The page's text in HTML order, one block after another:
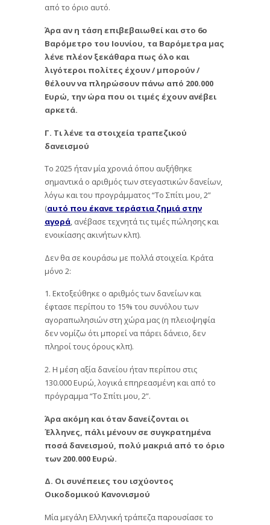
από το όριο αυτό.
Άρα αν η τάση επιβεβαιωθεί και στο 6ο
Βαρόμετρο του Ιουνίου, τα Βαρόμετρα μας
λένε πλέον ξεκάθαρα πως όλο και
λιγότεροι πολίτες έχουν / μπορούν /
θέλουν να πληρώσουν πάνω από 200.000
Ευρώ, την ώρα που οι τιμές έχουν ανέβει
αρκετά.
Γ. Τι λένε τα στοιχεία τραπεζικού
δανεισμού
Το 2025 ήταν μία χρονιά όπου αυξήθηκε
σημαντικά ο αριθμός των στεγαστικών δανείων,
λόγω και του προγράμματος “Το Σπίτι μου, 2”
(αυτό που έκανε τεράστια ζημιά στην
αγορά , ανέβασε τεχνητά τις τιμές πώλησης και
ενοικίασης ακινήτων κλπ).
Δεν θα σε κουράσω με πολλά στοιχεία. Κράτα
μόνο 2:
1. Εκτοξεύθηκε ο αριθμός των δανείων και
έφτασε περίπου το 15% του συνόλου των
αγοραπωλησιών στη χώρα μας (η πλειοψηφία
δεν νομίζω ότι μπορεί να πάρει δάνειο, δεν
πληροί τους όρους κλπ).
2. Η μέση αξία δανείου ήταν περίπου στις
130.000 Ευρώ, λογικά επηρεασμένη και από το
πρόγραμμα “Το Σπίτι μου, 2”.
Άρα ακόμη και όταν δανείζονται οι
Έλληνες, πάλι μένουν σε συγκρατημένα
ποσά δανεισμού, πολύ μακριά από το όριο
των 200.000 Ευρώ.
Δ. Οι συνέπειες του ισχύοντος
Οικοδομικού Κανονισμού
Μία μεγάλη Ελληνική τράπεζα παρουσίασε το